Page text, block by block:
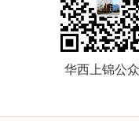
华西上锦公